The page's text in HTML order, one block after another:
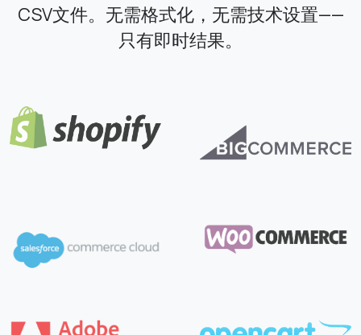
CSV文件。无需格式化，无需技术设置——
只有即时结果。